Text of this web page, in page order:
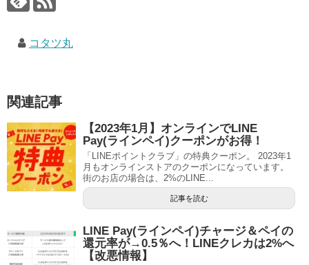
コタツ丸
関連記事
【2023年1月】オンラインでLINE
Pay(ラインペイ)クーポンがお得！
「LINEポイントクラブ」の特典クーポン。 2023年1
月もオンラインストアのクーポンになっています。
街のお店の場合は、2%のLINE...
記事を読む
LINE Pay(ラインペイ)チャージ＆ペイの
還元率が→0.5％へ！LINEクレカは2%へ
【改悪情報】